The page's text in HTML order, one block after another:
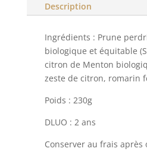
Description
Ingrédients : Prune
biologique et équitable
citron de Menton
zeste de citron, romarin
Poids : 230g
DLUO : 2 ans
Conserver au frais après